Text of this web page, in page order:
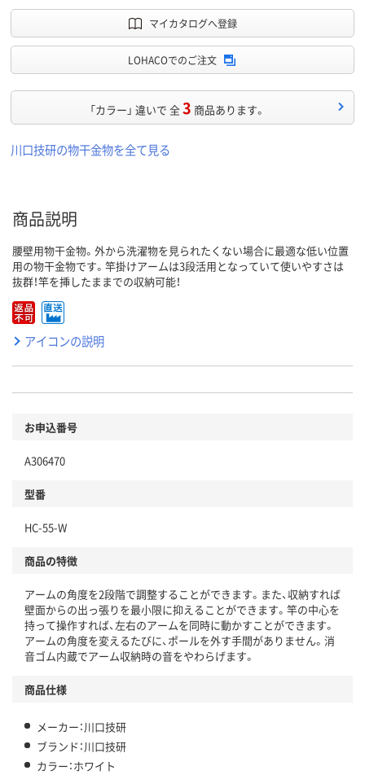
マイカタログへ登録
LOHACOでのご注文
「カラー」 違いで 全3 商品あります。
川口技研の物干金物を全て見る
商品説明
腰壁用物干金物。外から洗濯物を見られたくない場合に最適な低い位置
用の物干金物です。竿掛けアームは3段活用となっていて使いやすさは
抜群！竿を挿したままでの収納可能！
アイコンの説明
お申込番号
A306470
型番
HC-55-W
商品の特徴
アームの角度を2段階で調整することができます。また、収納すれば
壁面からの出っ張りを最小限に抑えることができます。竿の中心を
持って操作すれば、左右のアームを同時に動かすことができます。
アームの角度を変えるたびに、ポールを外す手間がありません。消
音ゴム内蔵でアーム収納時の音をやわらげます。
商品仕様
メーカー：川口技研
ブランド：川口技研
カラー：ホワイト